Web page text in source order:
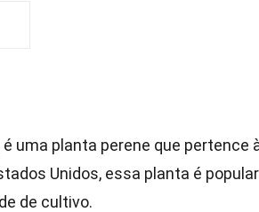
é uma planta perene que pertence
Unidos, essa planta é popular
de cultivo.